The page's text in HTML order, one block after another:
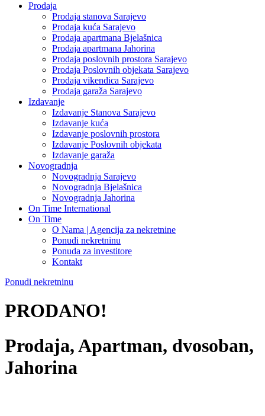
Prodaja
Prodaja stanova Sarajevo
Prodaja kuća Sarajevo
Prodaja apartmana Bjelašnica
Prodaja apartmana Jahorina
Prodaja poslovnih prostora Sarajevo
Prodaja Poslovnih objekata Sarajevo
Prodaja vikendica Sarajevo
Prodaja garaža Sarajevo
Izdavanje
Izdavanje Stanova Sarajevo
Izdavanje kuća
Izdavanje poslovnih prostora
Izdavanje Poslovnih objekata
Izdavanje garaža
Novogradnja
Novogradnja Sarajevo
Novogradnja Bjelašnica
Novogradnja Jahorina
On Time International
On Time
O Nama | Agencija za nekretnine
Ponudi nekretninu
Ponuda za investitore
Kontakt
Ponudi nekretninu
PRODANO!
Prodaja, Apartman, dvosoban,
Jahorina